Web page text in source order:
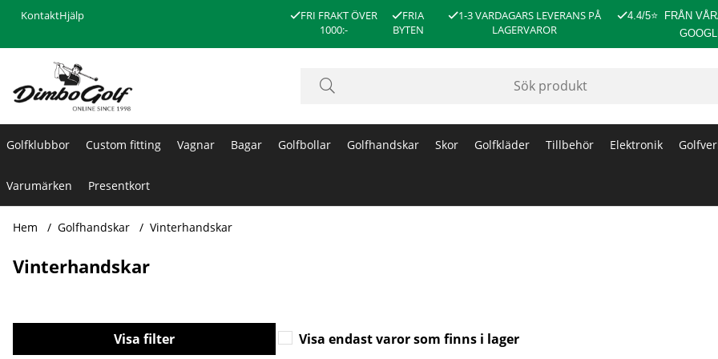
KontaktHjälp
FRI FRAKT ÖVER
1000:-
FRIA
BYTEN
1-3 VARDAGARS LEVERANS PÅ
LAGERVAROR
4.4/5⭐
FRÅN
Golfklubbor Custom fitting Vagnar Bagar Golfbollar Golfhandskar Skor Golfkläder Tillbehör Elektronik
Varumärken Presentkort
Hem Golfhandskar Vinterhandskar
Vinterhandskar
Filtrera Visa endast varor som finns i lager